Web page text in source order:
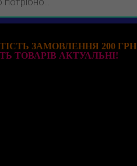
ЗАМОВЛЕННЯ 200 ГРН
ТОВАРІВ АКТУАЛЬНІ!